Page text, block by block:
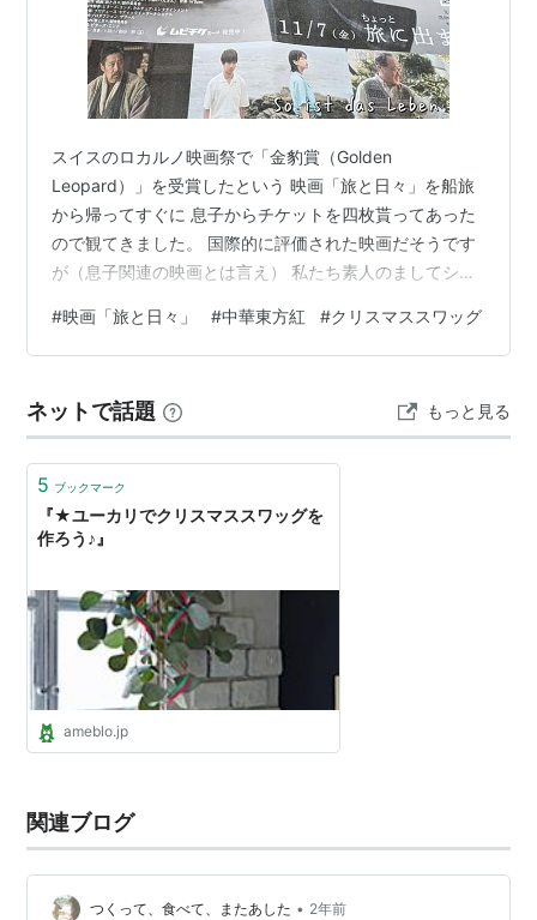
スイスのロカルノ映画祭で「金豹賞（Golden
Leopard）」を受賞したという 映画「旅と日々」を船旅
から帰ってすぐに 息子からチケットを四枚貰ってあった
ので観てきました。 国際的に評価された映画だそうです
が（息子関連の映画とは言え） 私たち素人のましてシニ
（笑） 映画館のあるデパート内の何度か入ったことがあ
る レストランで四人で中華料理を・・・ ランチセットメ
て美味しく食べましたが 映画の感想は四人とも
「？？？？」 まだ上映中だそうですので興味のある方は
是非。。。。 ご近所の公園の飛び出て…
#映画「旅と日々」 #中華東方紅 #クリスマススワッグ
ネットで話題 もっと見る
5 ブックマーク
『★ユーカリでクリスマススワッグを
作ろう♪』
ameblo.jp
関連ブログ
つくって、食べて、またあした • 2年前